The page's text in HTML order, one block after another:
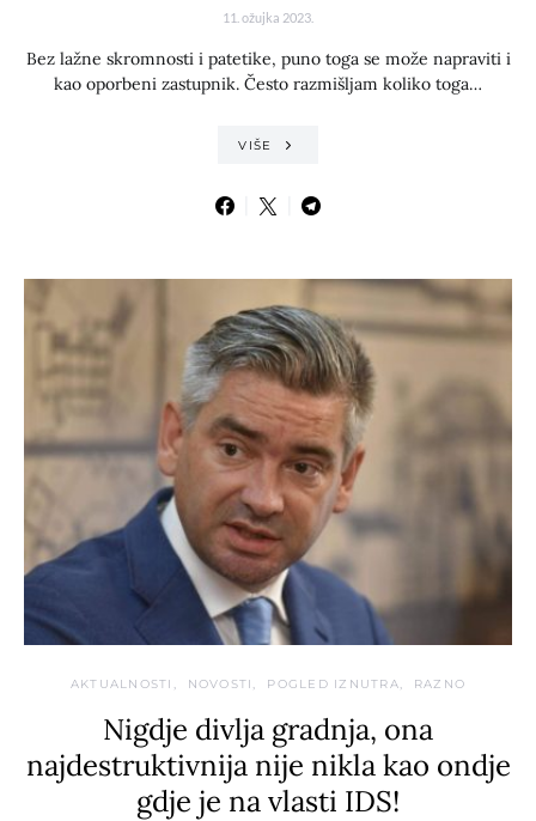
11. ožujka 2023.
Bez lažne skromnosti i patetike, puno toga se može napraviti i
kao oporbeni zastupnik. Često razmišljam koliko toga…
VIŠE
AKTUALNOSTI NOVOSTI POGLED IZNUTRA RAZNO
Nigdje divlja gradnja, ona
najdestruktivnija nije nikla kao ondje
gdje je na vlasti IDS!